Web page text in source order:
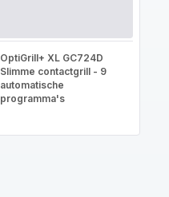
OptiGrill+ XL GC724D
Slimme contactgrill - 9
automatische
programma's